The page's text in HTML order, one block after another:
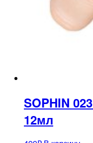
SOPHIN
12мл